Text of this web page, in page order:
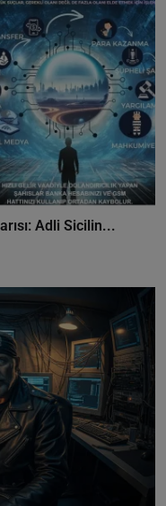
Adli Sicilin...